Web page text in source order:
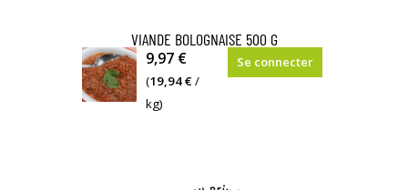
VIANDE BOLOGNAISE 500 G
9,97 €
(19,94 €/
kg)
Se connecter